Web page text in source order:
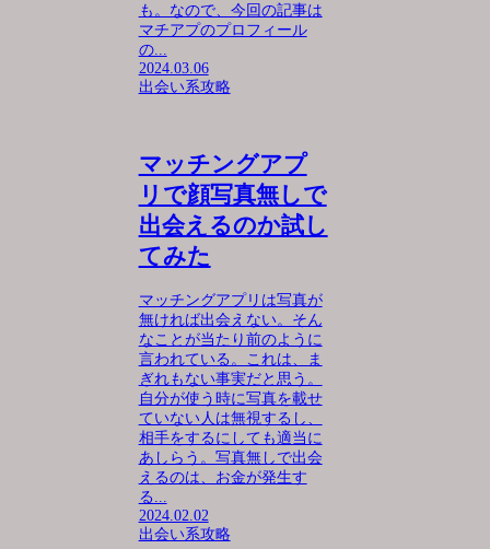
も。なので、今回の記事は
マチアプのプロフィール
の...
2024.03.06
出会い系攻略
マッチングアプ
リで顔写真無しで
出会えるのか試し
てみた
マッチングアプリは写真が
無ければ出会えない。そん
なことが当たり前のように
言われている。これは、ま
ぎれもない事実だと思う。
自分が使う時に写真を載せ
ていない人は無視するし、
相手をするにしても適当に
あしらう。写真無しで出会
えるのは、お金が発生す
る...
2024.02.02
出会い系攻略